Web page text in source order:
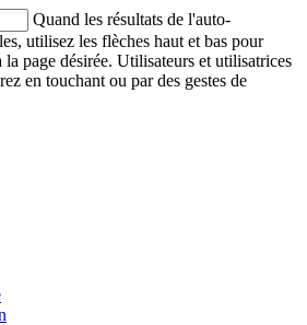
Quand les résultats de l'auto-
utilisez les flèches haut et bas pour
page désirée. Utilisateurs et utilisatrices
en touchant ou par des gestes de